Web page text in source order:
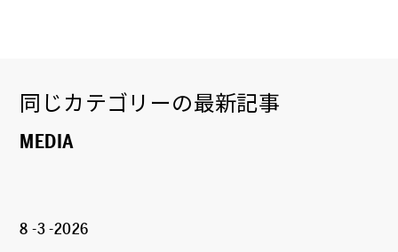
同じカテゴリーの最新記事
MEDIA
8 -3 -2026